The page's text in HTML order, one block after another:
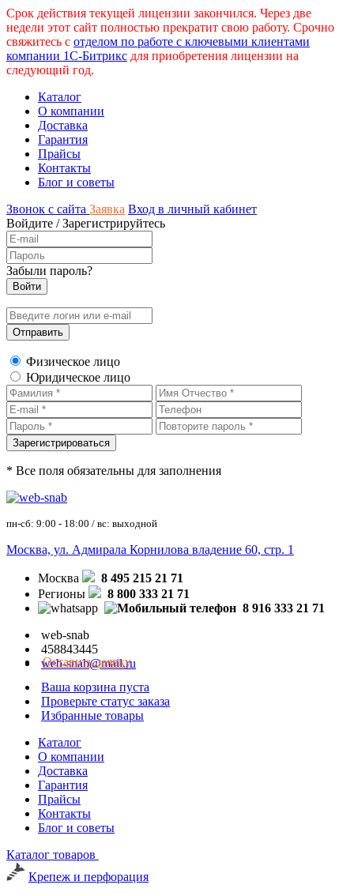
Срок действия текущей лицензии закончился. Через две
недели этот сайт полностью прекратит свою работу. Срочно
свяжитесь с отделом по работе с ключевыми клиентами
компании 1С-Битрикс для приобретения лицензии на
следующий год.
Каталог
О компании
Доставка
Гарантия
Прайсы
Контакты
Блог и советы
Звонок с сайта Заявка Вход в личный кабинет
Войдите /Зарегистрируйтесь
Забыли пароль?
Физическое лицо
Юридическое лицо
* Все поля обязательны для заполнения
пн-сб: 9:00 - 18:00 / вс: выходной
Москва, ул. Адмирала Корнилова владение 60, стр. 1
Москва
8 495 215 21 71
Регионы
8 800 333 21 71
8 916 333 21 71
web-snab
458843445
web-snab@mail.ru
Оставить заявку
Ваша корзина пуста
Проверьте статус заказа
Избранные товары
Каталог
О компании
Доставка
Гарантия
Прайсы
Контакты
Блог и советы
Каталог товаров
Крепеж и перфорация